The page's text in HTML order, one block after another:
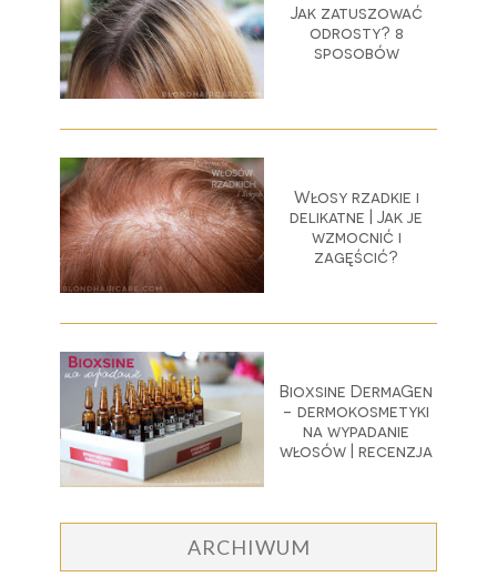
Jak zatuszować
odrosty? 8
sposobów
Włosy rzadkie i
delikatne | Jak je
wzmocnić i
zagęścić?
Bioxsine DermaGen
- dermokosmetyki
na wypadanie
włosów | recenzja
ARCHIWUM